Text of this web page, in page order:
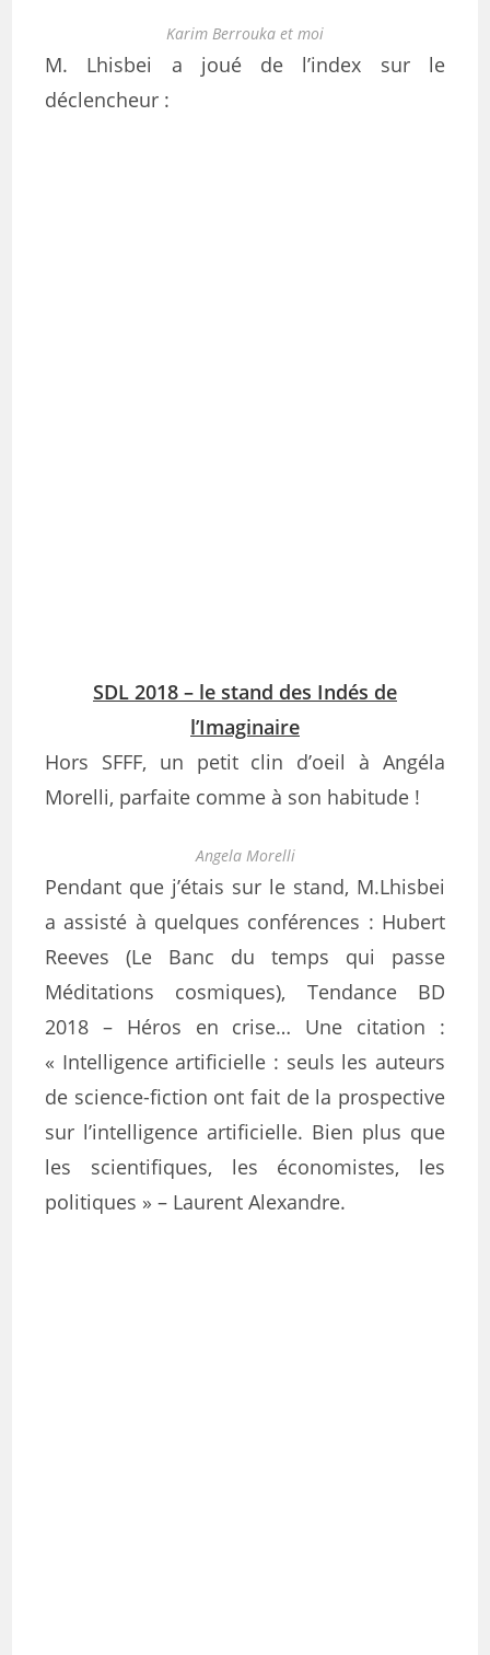
Karim Berrouka et moi
M. Lhisbei a joué de l’index sur le
déclencheur :
SDL 2018 – le stand des Indés de
l’Imaginaire
Hors SFFF, un petit clin d’oeil à Angéla
Morelli, parfaite comme à son habitude !
Angela Morelli
Pendant que j’étais sur le stand, M.Lhisbei
a assisté à quelques conférences : Hubert
Reeves (Le Banc du temps qui passe
Méditations cosmiques), Tendance BD
2018 – Héros en crise… Une citation :
« Intelligence artificielle : seuls les auteurs
de science-fiction ont fait de la prospective
sur l’intelligence artificielle. Bien plus que
les scientifiques, les économistes, les
politiques » – Laurent Alexandre.